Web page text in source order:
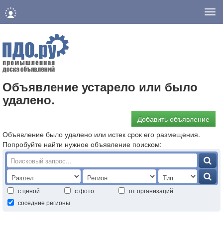
Объявление устарело или было
удалено.
Добавить объявление
Объявление было удалено или истек срок его размещения.
Попробуйте найти нужное объявление поиском:
с ценой с фото
от организаций
соседние регионы